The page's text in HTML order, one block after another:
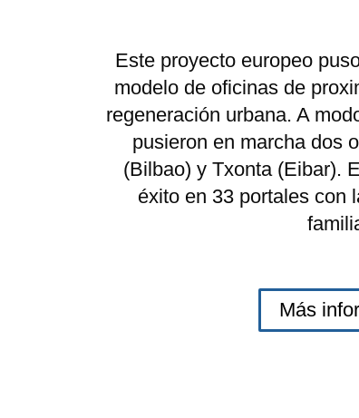
Este proyecto europeo
modelo de oficinas de
regeneración urbana. A
pusieron en marcha dos
(Bilbao) y Txonta (Eibar).
éxito en 33 portales con
Más